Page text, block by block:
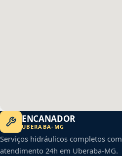
ENCANADOR
UBERABA- MG
Serviços hidráulicos completos com
atendimento 24h em Uberaba-MG.